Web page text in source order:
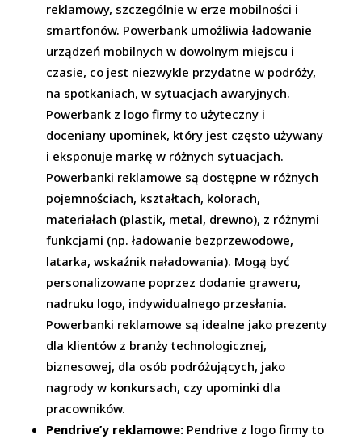
reklamowy, szczególnie w erze mobilności i
smartfonów. Powerbank umożliwia ładowanie
urządzeń mobilnych w dowolnym miejscu i
czasie, co jest niezwykle przydatne w podróży,
na spotkaniach, w sytuacjach awaryjnych.
Powerbank z logo firmy to użyteczny i
doceniany upominek, który jest często używany
i eksponuje markę w różnych sytuacjach.
Powerbanki reklamowe są dostępne w różnych
pojemnościach, kształtach, kolorach,
materiałach (plastik, metal, drewno), z różnymi
funkcjami (np. ładowanie bezprzewodowe,
latarka, wskaźnik naładowania). Mogą być
personalizowane poprzez dodanie graweru,
nadruku logo, indywidualnego przesłania.
Powerbanki reklamowe są idealne jako prezenty
dla klientów z branży technologicznej,
biznesowej, dla osób podróżujących, jako
nagrody w konkursach, czy upominki dla
pracowników.
Pendrive’y reklamowe: Pendrive z logo firmy to